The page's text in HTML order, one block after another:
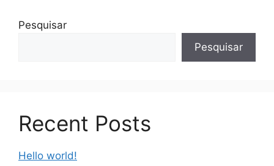
Pesquisar
Pesquisar
Recent Posts
Hello world!